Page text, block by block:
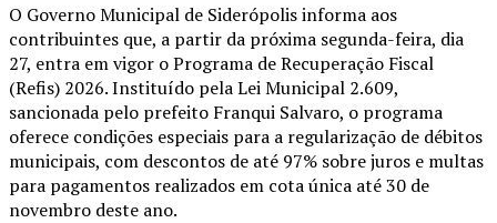
O Governo Municipal de Siderópolis informa aos
contribuintes que, a partir da próxima segunda-feira, dia
27, entra em vigor o Programa de Recuperação Fiscal
(Refis) 2026. Instituído pela Lei Municipal 2.609,
sancionada pelo prefeito Franqui Salvaro, o programa
oferece condições especiais para a regularização de débitos
municipais, com descontos de até 97% sobre juros e multas
para pagamentos realizados em cota única até 30 de
novembro deste ano.